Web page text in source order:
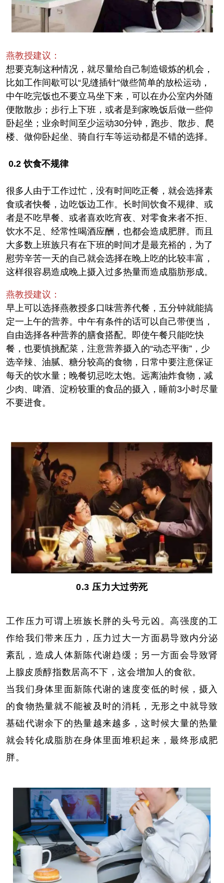
燕教授建议：
想要克制这种情况，就尽量给自己制造锻炼的机会，
比如工作间歇可以“见缝插针”做些简单的放松运动，
中午吃完饭也不要立马坐下来，可以在办公室内外随
便散散步；步行上下班，或者是到家晚饭后做一些仰
卧起坐；业余时间至少运动30分钟，跑步、散步、爬
楼、做仰卧起坐、骑自行车等运动都是不错的选择。
0.2 饮食不规律
很多人由于工作过忙，没有时间吃正餐，就会选择素
食或者快餐，边吃饭边工作。长时间饮食不规律、或
者是不吃早餐、或者喜欢吃宵夜、对零食来者不拒、
饮水不足、经常性喝酒应酬，也都会造成肥胖。而且
大多数上班族只有在下班的时间才是最充裕的，为了
慰劳辛苦一天的自己就会选择在晚上吃的比较丰富，
这样很容易造成晚上摄入过多热量而造成脂肪形成。
燕教授建议：
早上可以选择燕教授多口味营养代餐，五分钟就能搞
定一上午的营养。中午有条件的话可以自己带便当，
自由选择各种营养的膳食搭配。即使午餐只能吃快
餐，也要慎挑配菜，注意营养摄入的“动态平衡”，少
选辛辣、油腻、糖分较高的食物，日常中要注意保证
每天的饮水量；晚餐切忌吃太饱。远离油炸食物，减
少肉、啤酒、淀粉较重的食品的摄入，睡前3小时尽量
不要进食。
0.3 压力大过劳死
工作压力可谓上班族长胖的头号元凶。高强度的工
作给我们带来压力，压力过大一方面易导致内分泌
紊乱，造成人体新陈代谢趋缓；另一方面会导致肾
上腺皮质醇指数居高不下，这会增加人的食欲。
当我们身体里面新陈代谢的速度变低的时候，摄入
的食物热量就不能被及时的消耗，无形之中就导致
基础代谢余下的热量越来越多，这时候大量的热量
就会转化成脂肪在身体里面堆积起来，最终形成肥
胖。